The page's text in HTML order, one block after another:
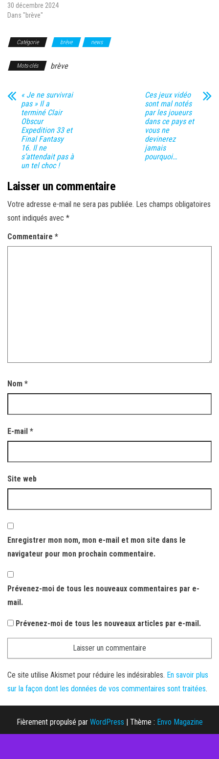
30 décembre 2024
Dans "brève"
Catégorie brève news
Mots-clés brève
« Je ne survivrai
pas » Il a
terminé Clair
Obscur
Expedition 33 et
Final Fantasy
16. Il ne
s’attendait pas à
un tel choc !
Ces jeux vidéo
sont mal notés
par les joueurs
dans ce pays et
vous ne
devinerez
jamais
pourquoi…
Laisser un commentaire
Votre adresse e-mail ne sera pas publiée. Les champs obligatoires
sont indiqués avec *
Commentaire *
Nom *
E-mail *
Site web
Enregistrer mon nom, mon e-mail et mon site dans le
navigateur pour mon prochain commentaire.
Prévenez-moi de tous les nouveaux commentaires par e-
mail.
Prévenez-moi de tous les nouveaux articles par e-mail.
Ce site utilise Akismet pour réduire les indésirables. En savoir plus
sur la façon dont les données de vos commentaires sont traitées.
Fièrement propulsé par WordPress | Thème : Envo Magazine